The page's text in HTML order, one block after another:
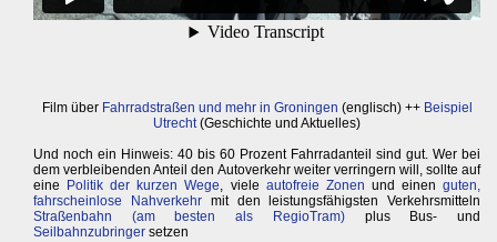
Film über Fahrradstraßen und mehr in Groningen (englisch) ++ Beispiel
Utrecht(Geschichte und Aktuelles)
Und noch ein Hinweis: 40 bis 60 Prozent Fahrradanteil sind gut. Wer bei
dem verbleibenden Anteil den Autoverkehr weiter verringern will, sollte auf
eine
Politik der kurzen Wege, viele autofreie Zonen und einenguten,
fahrscheinlose Nahverkehrmit den leistungsfähigsten Verkehrsmitteln
Straßenbahn (am besten als RegioTram)plus Bus- und
Seilbahnzubringer setzen